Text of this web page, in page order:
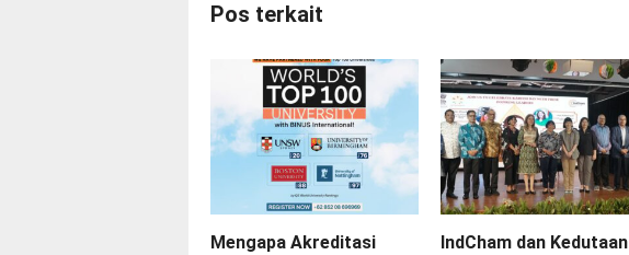
Pos terkait
Mengapa Akreditasi
IndCham dan Kedutaan